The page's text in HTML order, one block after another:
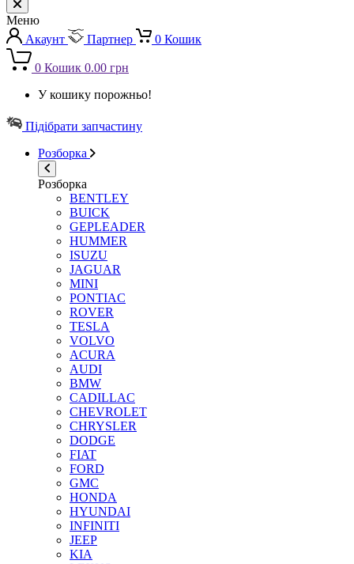
Меню
Акаунт
Партнер 0 Кошик
0 Кошик 0.00 грн
У кошику порожньо!
Підібрати запчастину
Розборка
Розборка
BENTLEY
BUICK
GEPLEADER
HUMMER
ISUZU
JAGUAR
MINI
PONTIAC
ROVER
TESLA
VOLVO
ACURA
AUDI
BMW
CADILLAC
CHEVROLET
CHRYSLER
DODGE
FIAT
FORD
GMC
HONDA
HYUNDAI
INFINITI
JEEP
KIA